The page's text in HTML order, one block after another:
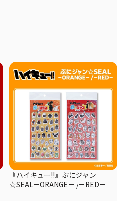
『ハイキュー!!』ぷにジャン
☆SEAL－ORANGE－ /－RED－